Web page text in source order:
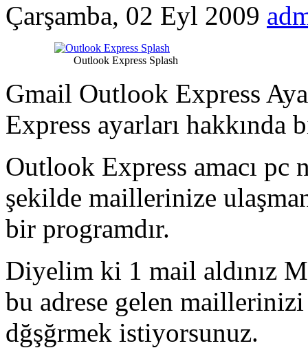
Çarşamba, 02 Eyl 2009
Outlook Express Splash
Gmail Outlook Express
Express ayarları hakkında
Outlook Express amacı pc
şekilde maillerinize
bir programdır.
Diyelim ki 1 mail aldınız
bu adrese gelen
dğşğrmek istiyorsunuz.